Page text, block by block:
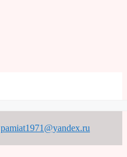
pamiat1971@yandex.ru